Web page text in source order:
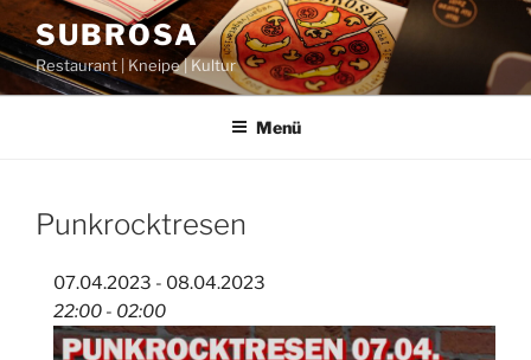
Zum
Inhalt
springen
SUBROSA
Restaurant | Kneipe | Kultur
Menü
Punkrocktresen
07.04.2023 - 08.04.2023
22:00 - 02:00